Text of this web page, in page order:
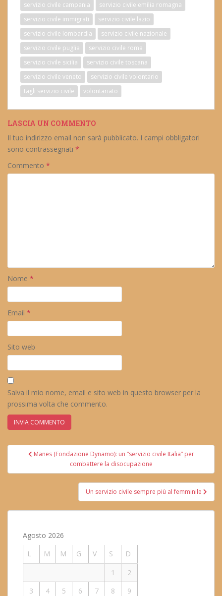
servizio civile campania
servizio civile emilia romagna
servizio civile immigrati
servizio civile lazio
servizio civile lombardia
servizio civile nazionale
servizio civile puglia
servizio civile roma
servizio civile sicilia
servizio civile toscana
servizio civile veneto
servizio civile volontario
tagli servizio civile
volontariato
LASCIA UN COMMENTO
Il tuo indirizzo email non sarà pubblicato. I campi obbligatori
sono contrassegnati *
Commento *
Nome *
Email *
Sito web
Salva il mio nome, email e sito web in questo browser per la
prossima volta che commento.
Navigazione
Manes (Fondazione Dynamo): un “servizio civile Italia” per
combattere la disocupazione
Un servizio civile sempre più al femminile
Agosto 2026
L
M M G V S
D
1
2
3
4 5 6 7 8 9